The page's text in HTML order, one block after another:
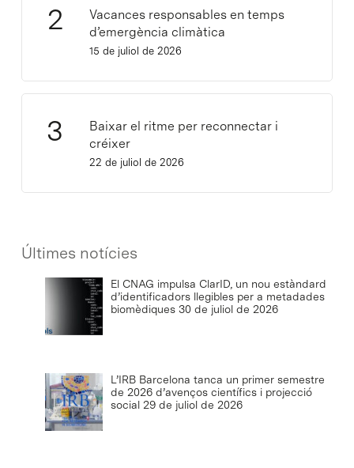
Vacances responsables en temps
d’emergència climàtica
15 de juliol de 2026
Baixar el ritme per reconnectar i
créixer
22 de juliol de 2026
Últimes notícies
El CNAG impulsa ClarID, un nou estàndard
d’identificadors llegibles per a metadades
biomèdiques 30 de juliol de 2026
L’IRB Barcelona tanca un primer semestre
de 2026 d’avenços científics i projecció
social 29 de juliol de 2026